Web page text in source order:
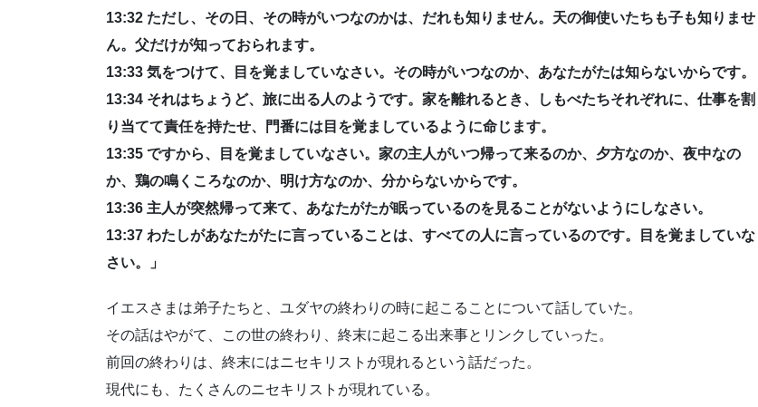
13:32 ただし、その日、その時がいつなのかは、だれも知りません。天の御使いたちも子も知りませ
ん。父だけが知っておられます。
13:33 気をつけて、目を覚ましていなさい。その時がいつなのか、あなたがたは知らないからです。
13:34 それはちょうど、旅に出る人のようです。家を離れるとき、しもべたちそれぞれに、仕事を割
り当てて責任を持たせ、門番には目を覚ましているように命じます。
13:35 ですから、目を覚ましていなさい。家の主人がいつ帰って来るのか、夕方なのか、夜中なの
か、鶏の鳴くころなのか、明け方なのか、分からないからです。
13:36 主人が突然帰って来て、あなたがたが眠っているのを見ることがないようにしなさい。
13:37 わたしがあなたがたに言っていることは、すべての人に言っているのです。目を覚ましていな
さい。」
イエスさまは弟子たちと、ユダヤの終わりの時に起こることについて話していた。
その話はやがて、この世の終わり、終末に起こる出来事とリンクしていった。
前回の終わりは、終末にはニセキリストが現れるという話だった。
現代にも、たくさんのニセキリストが現れている。